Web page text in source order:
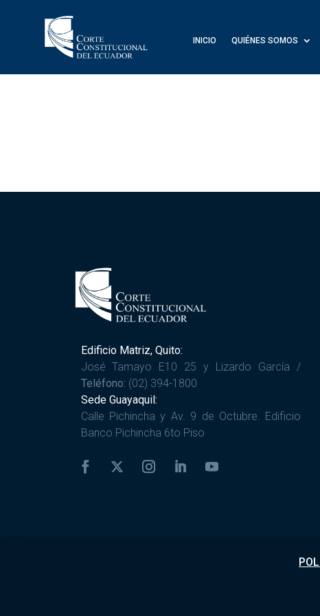
INICIO QUIÉNES SOMOS
Edificio Matriz, Quito:
José Tamayo E10 25 y Lizardo García /
Teléfono: (02) 394-1800
Sede Guayaquil:
Calle Pichincha y Av. 9 de Octubre. Edificio
Banco Pichincha 6to Piso